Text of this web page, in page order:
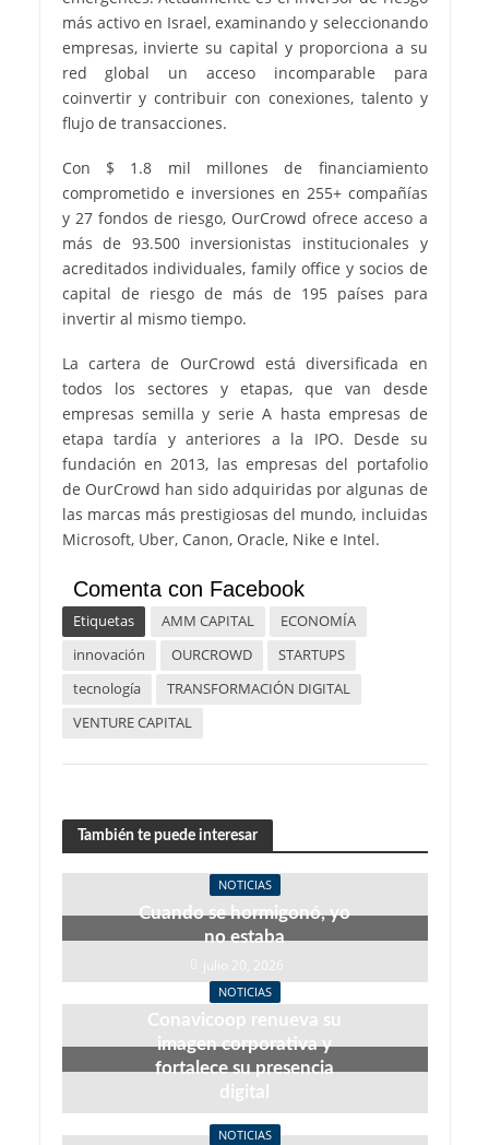
más activo en Israel, examinando y seleccionando
empresas, invierte su capital y proporciona a su
red global un acceso incomparable para
coinvertir y contribuir con conexiones, talento y
flujo de transacciones.
Con $ 1.8 mil millones de financiamiento
comprometido e inversiones en 255+ compañías
y 27 fondos de riesgo, OurCrowd ofrece acceso a
más de 93.500 inversionistas institucionales y
acreditados individuales, family office y socios de
capital de riesgo de más de 195 países para
invertir al mismo tiempo.
La cartera de OurCrowd está diversificada en
todos los sectores y etapas, que van desde
empresas semilla y serie A hasta empresas de
etapa tardía y anteriores a la IPO. Desde su
fundación en 2013, las empresas del portafolio
de OurCrowd han sido adquiridas por algunas de
las marcas más prestigiosas del mundo, incluidas
Microsoft, Uber, Canon, Oracle, Nike e Intel.
Comenta con Facebook
Etiquetas AMM CAPITAL
ECONOMÍA
innovación
OURCROWD
STARTUPS
tecnología
TRANSFORMACIÓN DIGITAL
VENTURE CAPITAL
También te puede interesar
NOTICIAS
Cuando se hormigonó, yo
no estaba
julio 20, 2026
NOTICIAS
Conavicoop renueva su
imagen corporativa y
fortalece su presencia
digital
junio 22, 2026
NOTICIAS